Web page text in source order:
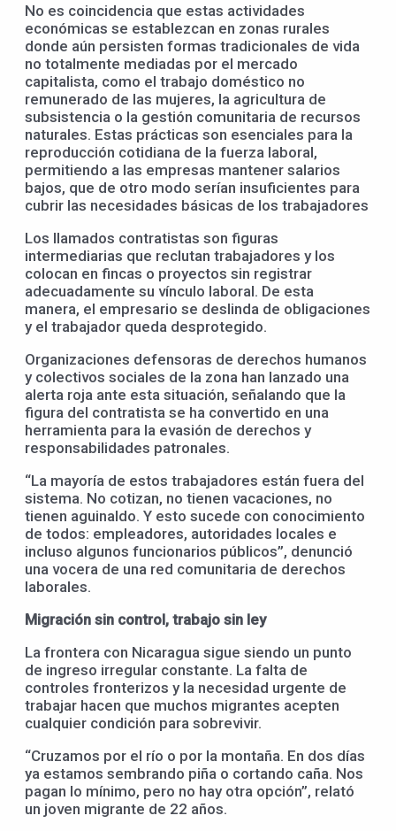
No es coincidencia que estas actividades
económicas se establezcan en zonas rurales
donde aún persisten formas tradicionales de vida
no totalmente mediadas por el mercado
capitalista, como el trabajo doméstico no
remunerado de las mujeres, la agricultura de
subsistencia o la gestión comunitaria de recursos
naturales. Estas prácticas son esenciales para la
reproducción cotidiana de la fuerza laboral,
permitiendo a las empresas mantener salarios
bajos, que de otro modo serían insuficientes para
cubrir las necesidades básicas de los trabajadores
Los llamados contratistas son figuras
intermediarias que reclutan trabajadores y los
colocan en fincas o proyectos sin registrar
adecuadamente su vínculo laboral. De esta
manera, el empresario se deslinda de obligaciones
y el trabajador queda desprotegido.
Organizaciones defensoras de derechos humanos
y colectivos sociales de la zona han lanzado una
alerta roja ante esta situación, señalando que la
figura del contratista se ha convertido en una
herramienta para la evasión de derechos y
responsabilidades patronales.
“La mayoría de estos trabajadores están fuera del
sistema. No cotizan, no tienen vacaciones, no
tienen aguinaldo. Y esto sucede con conocimiento
de todos: empleadores, autoridades locales e
incluso algunos funcionarios públicos”, denunció
una vocera de una red comunitaria de derechos
laborales.
Migración sin control, trabajo sin ley
La frontera con Nicaragua sigue siendo un punto
de ingreso irregular constante. La falta de
controles fronterizos y la necesidad urgente de
trabajar hacen que muchos migrantes acepten
cualquier condición para sobrevivir.
“Cruzamos por el río o por la montaña. En dos días
ya estamos sembrando piña o cortando caña. Nos
pagan lo mínimo, pero no hay otra opción”, relató
un joven migrante de 22 años.